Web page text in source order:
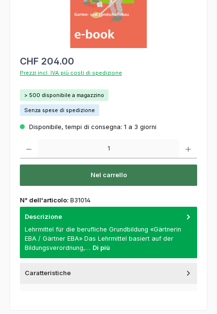
CHF 204.00
Prezzi incl. IVA più costi di spedizione
> 500 disponibile a magazzino
Senza spese di spedizione
Disponibile, tempi di consegna: 1 a 3 giorni
Nel carrello
N° dell'articolo: B31014
Descrizione
Lehrmittel für die berufliche Grundbildung «Gärtnerin
EBA / Gärtner EBA» Das Lehrmittel basiert auf der
Bildungsverordnung,… Di più
Caratteristiche